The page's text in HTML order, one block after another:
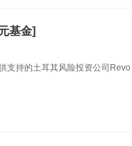
基金]
支持的土耳其风险投资公司